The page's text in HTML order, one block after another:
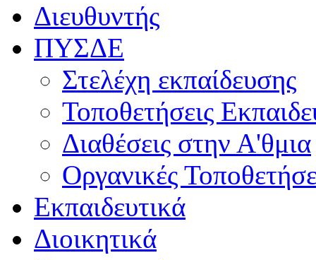
Διευθυντής
ΠΥΣΔΕ
Στελέχη εκπαίδευσης
Τοποθετήσεις
Διαθέσεις στην Α'θμια
Οργανικές
Εκπαιδευτικά
Διοικητικά